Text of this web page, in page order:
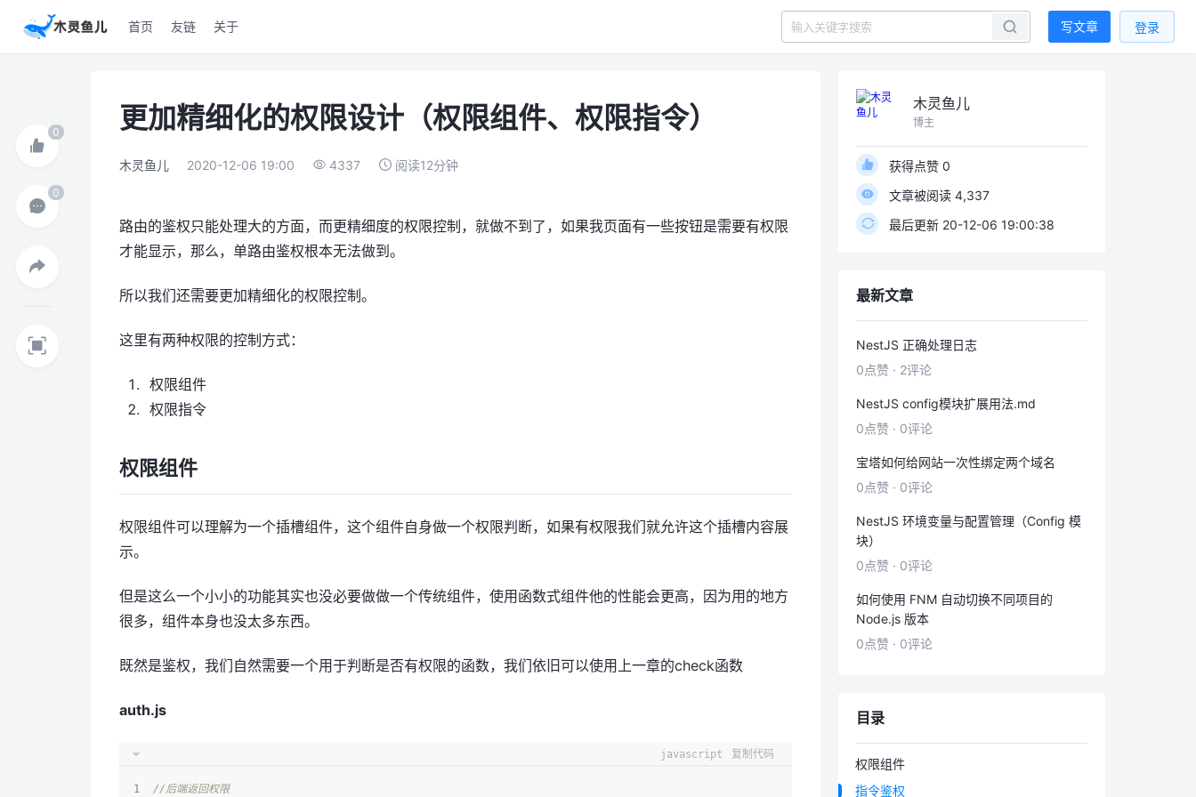
首页 友链 关于 写文章 登录
更加精细化的权限设计（权限组件、权限指令）
木灵鱼儿 2020-12-06 19:00 4337 阅读12分钟
路由的鉴权只能处理大的方面，而更精细度的权限控制，就做不到了，如果我页面有一些按钮是需要有权限
才能显示，那么，单路由鉴权根本无法做到。
所以我们还需要更加精细化的权限控制。
这里有两种权限的控制方式：
权限组件
权限指令
权限组件
权限组件可以理解为一个插槽组件，这个组件自身做一个权限判断，如果有权限我们就允许这个插槽内容展
示。
但是这么一个小小的功能其实也没必要做做一个传统组件，使用函数式组件他的性能会更高，因为用的地方
很多，组件本身也没太多东西。
既然是鉴权，我们自然需要一个用于判断是否有权限的函数，我们依旧可以使用上一章的check函数
auth.js
javascript 复制代码
//后端返回权限
木灵鱼儿
博主
获得点赞 0
文章被阅读 4,337
最后更新 20-12-06 19:00:38
最新文章
NestJS 正确处理日志
0点赞 · 2评论
NestJS config模块扩展用法.md
0点赞 · 0评论
宝塔如何给网站一次性绑定两个域名
0点赞 · 0评论
NestJS 环境变量与配置管理（Config 模
块）
0点赞 · 0评论
如何使用 FNM 自动切换不同项目的
Node.js 版本
0点赞 · 0评论
目录
权限组件
指令鉴权